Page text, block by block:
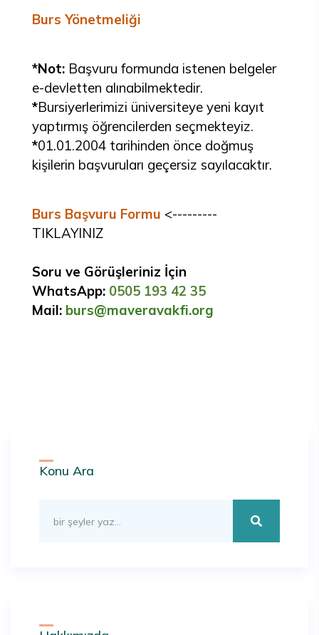
Burs Yönetmeliği
*Not: Başvuru formunda istenen belgeler
e-devletten alınabilmektedir.
*Bursiyerlerimizi üniversiteye yeni kayıt
yaptırmış öğrencilerden seçmekteyiz.
*01.01.2004 tarihinden önce doğmuş
kişilerin başvuruları geçersiz sayılacaktır.
Burs Başvuru Formu <---------
TIKLAYINIZ
Soru ve Görüşleriniz İçin
WhatsApp: 0505 193 42 35
Mail: burs@maveravakfi.org
Konu Ara